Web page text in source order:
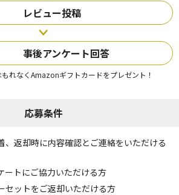
レビュー投稿
事後アンケート回答
れなくAmazonギフトカードをプレゼント！
応募条件
、返却時に内容確認とご連絡をいただける
ートにご協⼒いただける⽅
セットをご返却いただける⽅